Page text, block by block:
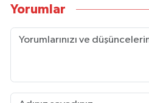
Yorumlar